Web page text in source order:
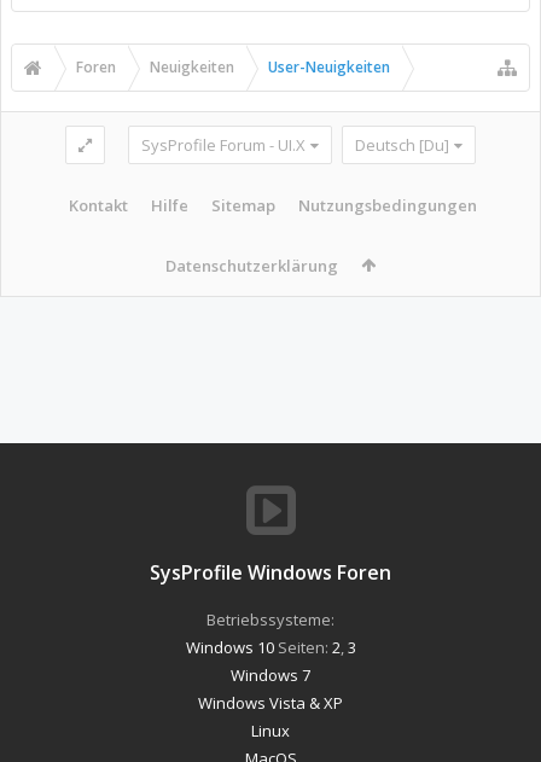
Foren Neuigkeiten User-Neuigkeiten
SysProfile Forum - UI.X Deutsch [Du]
Kontakt Hilfe Sitemap Nutzungsbedingungen
Datenschutzerklärung
SysProfile Windows Foren
Betriebssysteme:
Windows 10Seiten: 2 3
Windows 7
Windows Vista & XP
Linux